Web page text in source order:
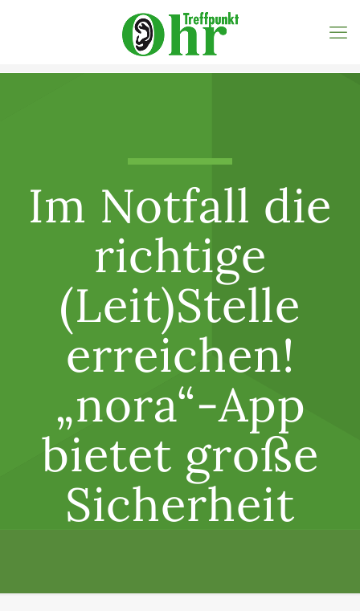
Im Notfall die
richtige
(Leit)Stelle
erreichen!
„nora“-App
bietet große
Sicherheit